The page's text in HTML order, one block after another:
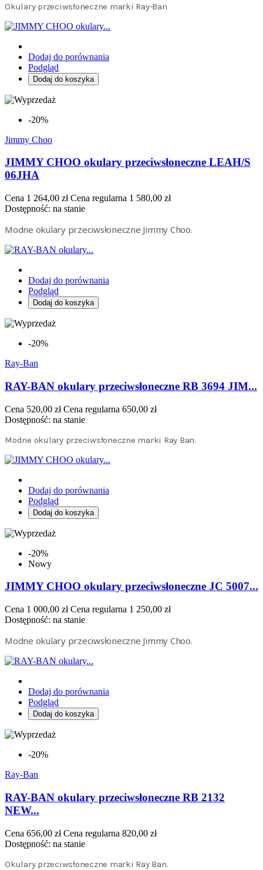
Okulary przeciwsłoneczne marki Ray-Ban
Dodaj do porównania
Podgląd
Dodaj do koszyka
-20%
Jimmy Choo
JIMMY CHOO okulary przeciwsłoneczne LEAH/S
06JHA
Cena 1 264,00 zł Cena regularna 1 580,00 zł
Dostępność: na stanie
Modne okulary przeciwsłoneczne Jimmy Choo.
Dodaj do porównania
Podgląd
Dodaj do koszyka
-20%
Ray-Ban
RAY-BAN okulary przeciwsłoneczne RB 3694 JIM...
Cena 520,00 zł Cena regularna 650,00 zł
Dostępność: na stanie
Modne okulary przeciwsłoneczne marki Ray Ban.
Dodaj do porównania
Podgląd
Dodaj do koszyka
-20%
Nowy
JIMMY CHOO okulary przeciwsłoneczne JC 5007...
Cena 1 000,00 zł Cena regularna 1 250,00 zł
Dostępność: na stanie
Modne okulary przeciwsłoneczne Jimmy Choo.
Dodaj do porównania
Podgląd
Dodaj do koszyka
-20%
Ray-Ban
RAY-BAN okulary przeciwsłoneczne RB 2132
NEW...
Cena 656,00 zł Cena regularna 820,00 zł
Dostępność: na stanie
Okulary przeciwsłoneczne marki Ray Ban.